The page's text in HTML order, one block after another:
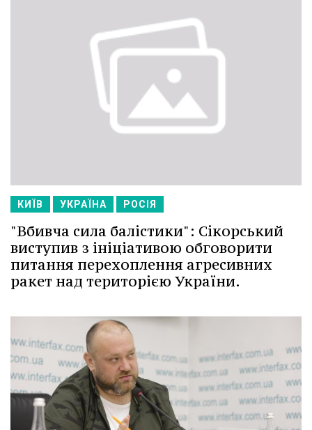
КИЇВ УКРАЇНА РОСІЯ
"Вбивча сила балістики": Сікорський
виступив з ініціативою обговорити
питання перехоплення агресивних
ракет над територією України.